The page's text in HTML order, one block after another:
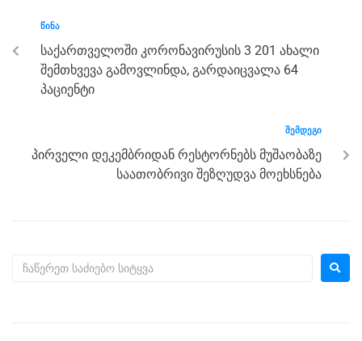
o
k
ᲬᲘᲜᲐ
საქართველოში კორონავირუსის 3 201 ახალი
შემთხვევა გამოვლინდა, გარდაიცვალა 64
პაციენტი
ᲨᲔᲛᲓᲔᲒᲘ
პირველი დეკემბრიდან რესტორნებს მუშაობაზე
საათობრივი შეზღუდვა მოეხსნება